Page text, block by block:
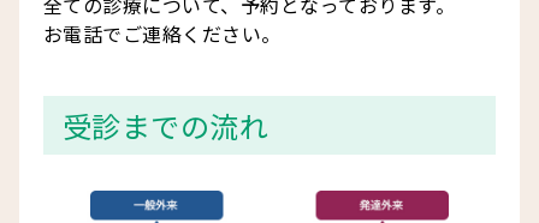
お電話でご連絡ください。
受診までの流れ